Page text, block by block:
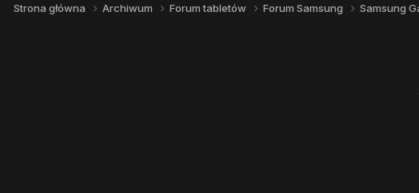
Strona główna Archiwum Forum tabletów Forum Samsung Samsung